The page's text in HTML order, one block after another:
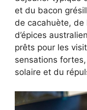
et du bacon
de cacahuète, de
d’épices
prêts pour les
sensations
solaire et du